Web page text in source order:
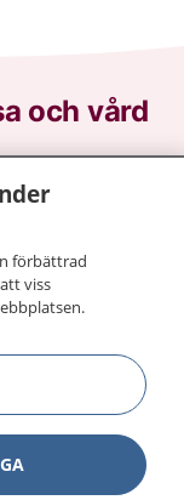
och vård
kontakta.
dina
för
Visa
förbättrad
viss